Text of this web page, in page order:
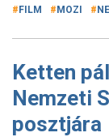
FILM MOZI
Ketten
Nemzeti
posztjára